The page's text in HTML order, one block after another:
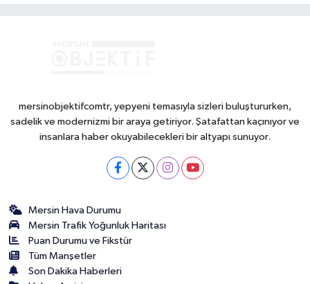
mersinobjektifcomtr, yepyeni temasıyla sizleri buluştururken,
sadelik ve modernizmi bir araya getiriyor. Şatafattan kaçınıyor ve
insanlara haber okuyabilecekleri bir altyapı sunuyor.
Mersin Hava Durumu
Mersin Trafik Yoğunluk Haritası
Puan Durumu ve Fikstür
Tüm Manşetler
Son Dakika Haberleri